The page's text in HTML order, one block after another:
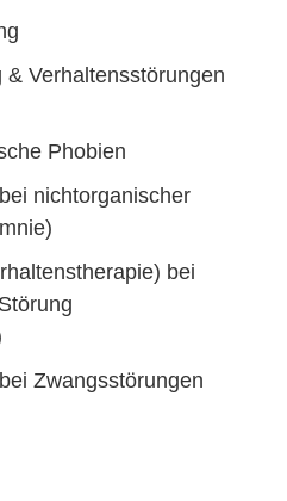
Verhaltensstörungen
Phobien
nichtorganischer
bei
Zwangsstörungen